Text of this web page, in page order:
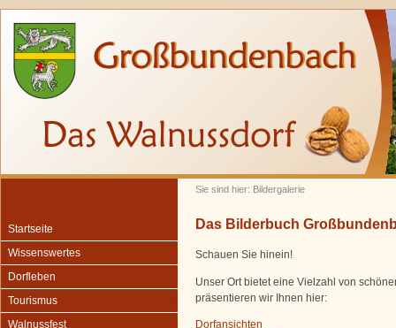
Sie sind hier: Bildergalerie
Startseite
Wissenswertes
Dorfleben
Tourismus
Walnussfest
Das Bilderbuch
Schauen Sie hinein!
Unser Ort bietet eine Vielzahl von
präsentieren wir Ihnen hier:
Dorfansichten